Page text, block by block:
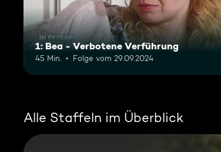
1: Bea - Verbotene Verführung
45 Min. Folge vom 29.09.2024
Alle Staffeln im Überblick